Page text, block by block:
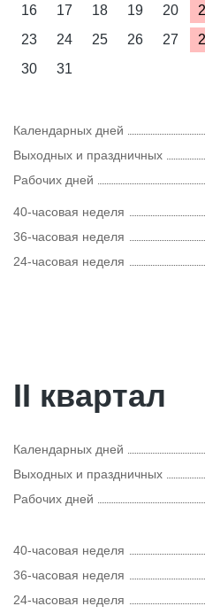
16
17 18 19 20
23
24 25 26 27
30
31
Календарных дней
Выходных и праздничных
Рабочих дней
40-часовая неделя
36-часовая неделя
24-часовая неделя
II квартал
Календарных дней
Выходных и праздничных
Рабочих дней
40-часовая неделя
36-часовая неделя
24-часовая неделя